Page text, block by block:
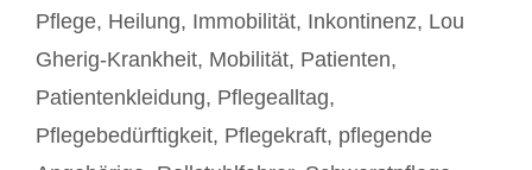
Pflege, Heilung, Immobilität, Inkontinenz, Lou
Gherig-Krankheit, Mobilität, Patienten,
Patientenkleidung, Pflegealltag,
Pflegebedürftigkeit, Pflegekraft, pflegende